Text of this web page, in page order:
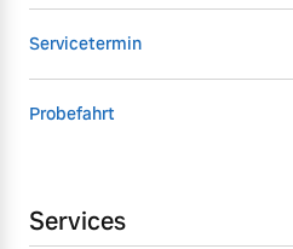
Servicetermin
Probefahrt
Services